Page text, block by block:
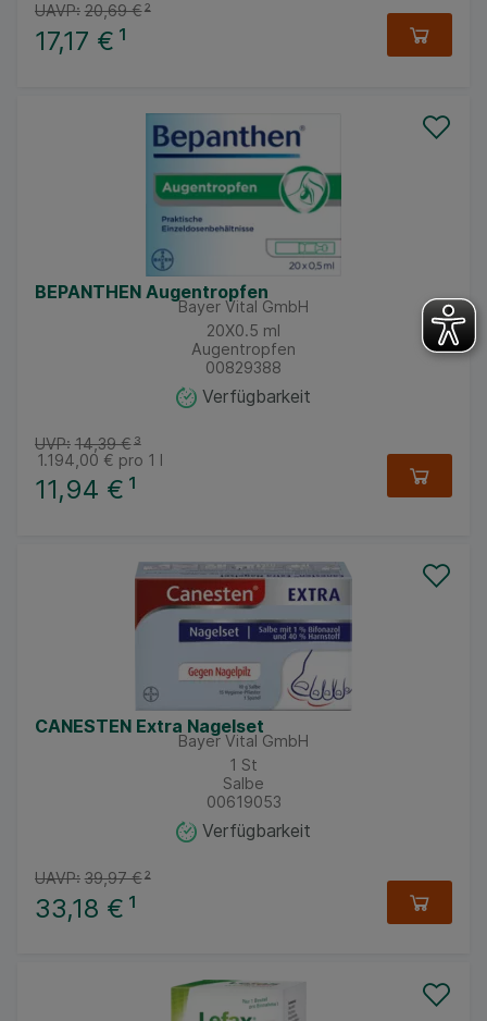
17,17 € ¹
UAVP: 20,69 €²
BEPANTHEN Augentropfen
Bayer Vital GmbH
20X0.5 ml
Augentropfen
00829388
Verfügbarkeit
11,94 € ¹
UVP: 14,39 €³
1.194,00 € pro 1 l
CANESTEN Extra Nagelset
Bayer Vital GmbH
1 St
Salbe
00619053
Verfügbarkeit
33,18 € ¹
UAVP: 39,97 €²